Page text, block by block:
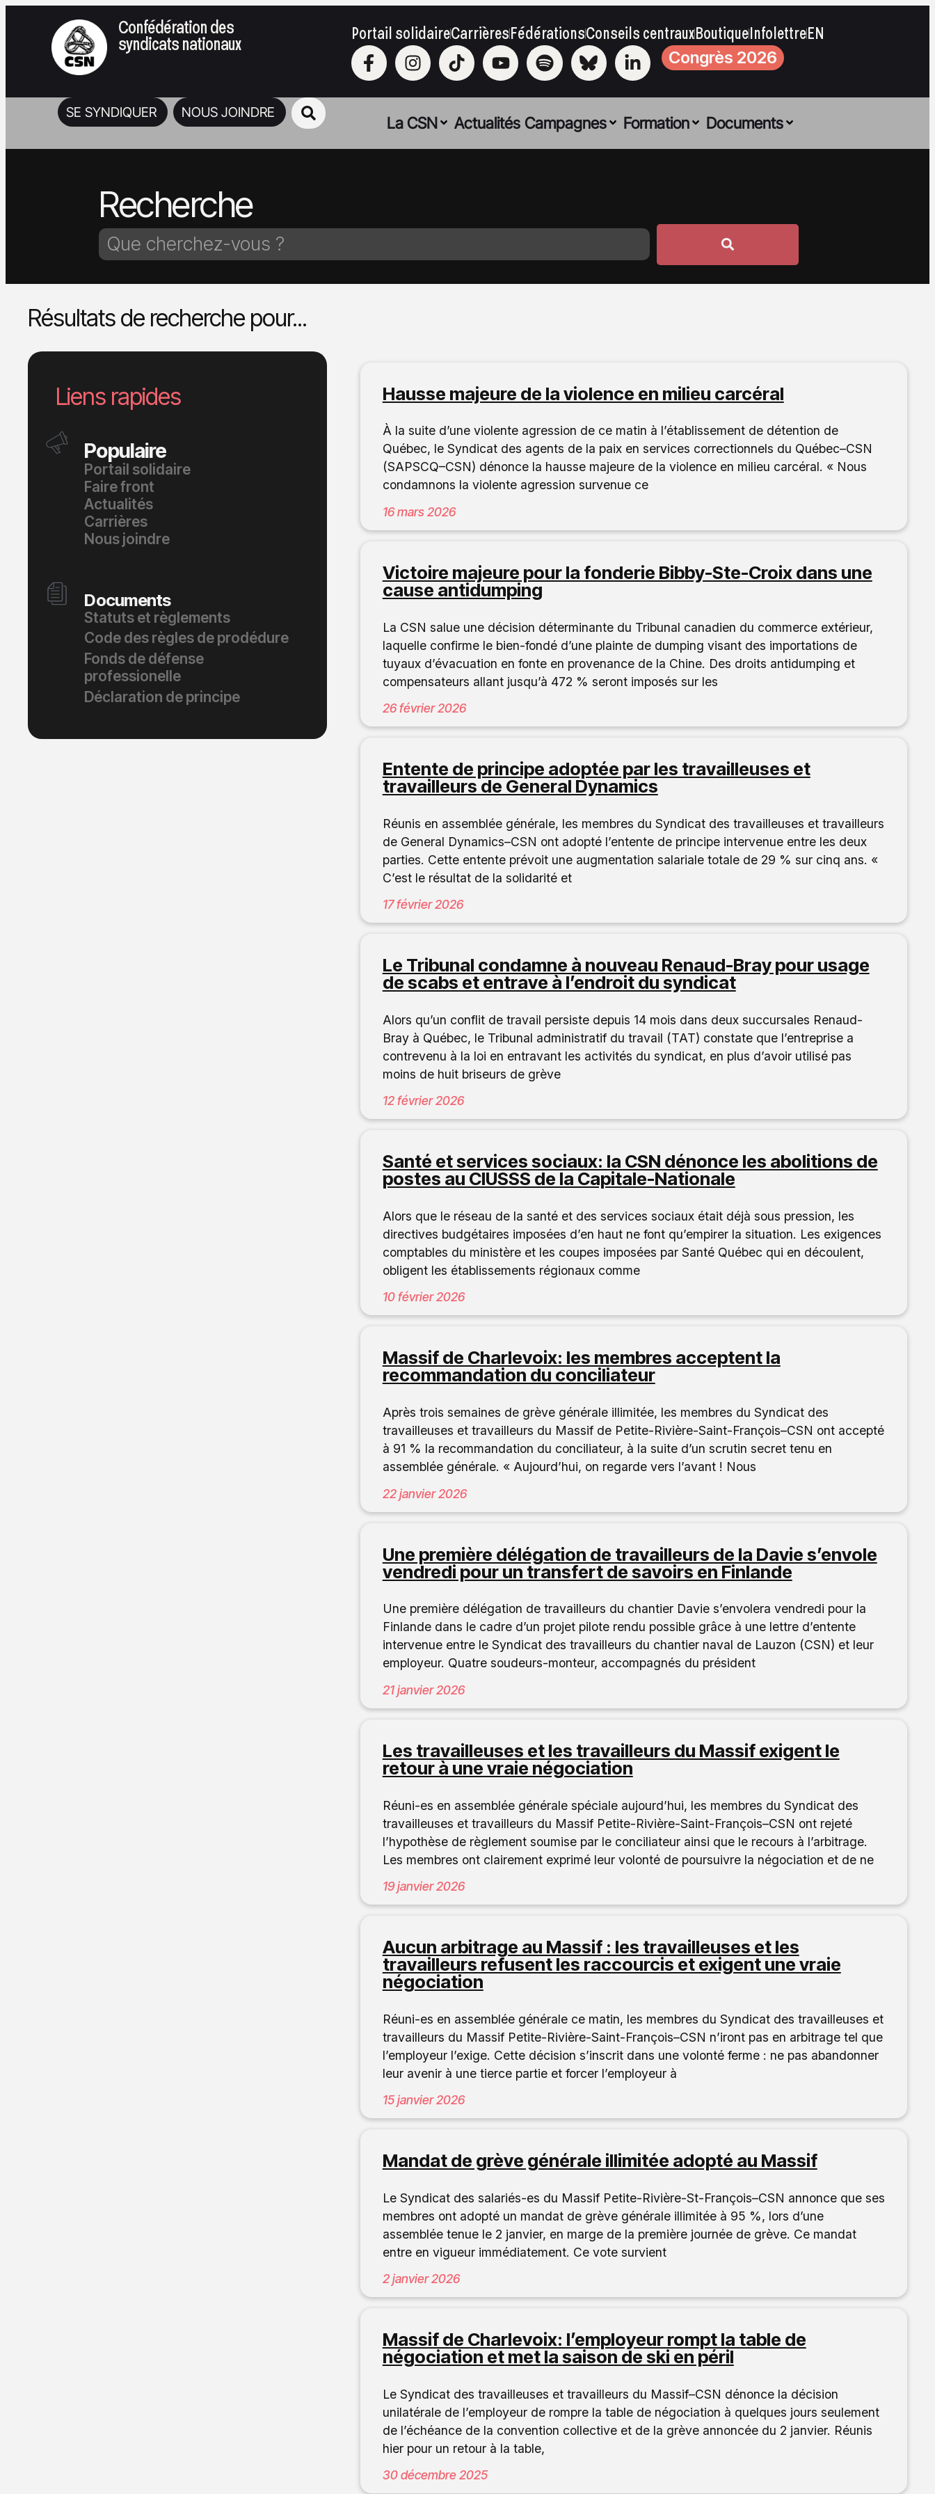
Confédération des
syndicats nationaux Portail solidaireCarrièresFédérationsConseils centrauxBoutiqueInfolettreEN
Congrès 2026
SE SYNDIQUER NOUS JOINDRE
La CSN Actualités Campagnes Formation Documents
Recherche
Résultats de recherche pour...
Liens rapides
Populaire
Portail solidaire
Faire front
Actualités
Carrières
Nous joindre
Documents
Statuts et règlements
Code des règles de prodédure
Fonds de défense
professionelle
Déclaration de principe
Hausse majeure de la violence en milieu carcéral
À la suite d’une violente agression de ce matin à l’établissement de détention de
Québec, le Syndicat des agents de la paix en services correctionnels du Québec–CSN
(SAPSCQ–CSN) dénonce la hausse majeure de la violence en milieu carcéral. « Nous
condamnons la violente agression survenue ce
16 mars 2026
Victoire majeure pour la fonderie Bibby-Ste-Croix dans une
cause antidumping
La CSN salue une décision déterminante du Tribunal canadien du commerce extérieur,
laquelle confirme le bien-fondé d’une plainte de dumping visant des importations de
tuyaux d’évacuation en fonte en provenance de la Chine. Des droits antidumping et
compensateurs allant jusqu’à 472 % seront imposés sur les
26 février 2026
Entente de principe adoptée par les travailleuses et
travailleurs de General Dynamics
Réunis en assemblée générale, les membres du Syndicat des travailleuses et travailleurs
de General Dynamics–CSN ont adopté l’entente de principe intervenue entre les deux
parties. Cette entente prévoit une augmentation salariale totale de 29 % sur cinq ans. «
C’est le résultat de la solidarité et
17 février 2026
Le Tribunal condamne à nouveau Renaud-Bray pour usage
de scabs et entrave à l’endroit du syndicat
Alors qu’un conflit de travail persiste depuis 14 mois dans deux succursales Renaud-
Bray à Québec, le Tribunal administratif du travail (TAT) constate que l’entreprise a
contrevenu à la loi en entravant les activités du syndicat, en plus d’avoir utilisé pas
moins de huit briseurs de grève
12 février 2026
Santé et services sociaux: la CSN dénonce les abolitions de
postes au CIUSSS de la Capitale-Nationale
Alors que le réseau de la santé et des services sociaux était déjà sous pression, les
directives budgétaires imposées d’en haut ne font qu’empirer la situation. Les exigences
comptables du ministère et les coupes imposées par Santé Québec qui en découlent,
obligent les établissements régionaux comme
10 février 2026
Massif de Charlevoix: les membres acceptent la
recommandation du conciliateur
Après trois semaines de grève générale illimitée, les membres du Syndicat des
travailleuses et travailleurs du Massif de Petite-Rivière-Saint-François–CSN ont accepté
à 91 % la recommandation du conciliateur, à la suite d’un scrutin secret tenu en
assemblée générale. « Aujourd’hui, on regarde vers l’avant ! Nous
22 janvier 2026
Une première délégation de travailleurs de la Davie s’envole
vendredi pour un transfert de savoirs en Finlande
Une première délégation de travailleurs du chantier Davie s’envolera vendredi pour la
Finlande dans le cadre d’un projet pilote rendu possible grâce à une lettre d’entente
intervenue entre le Syndicat des travailleurs du chantier naval de Lauzon (CSN) et leur
employeur. Quatre soudeurs-monteur, accompagnés du président
21 janvier 2026
Les travailleuses et les travailleurs du Massif exigent le
retour à une vraie négociation
Réuni-es en assemblée générale spéciale aujourd’hui, les membres du Syndicat des
travailleuses et travailleurs du Massif Petite-Rivière-Saint-François–CSN ont rejeté
l’hypothèse de règlement soumise par le conciliateur ainsi que le recours à l’arbitrage.
Les membres ont clairement exprimé leur volonté de poursuivre la négociation et de ne
19 janvier 2026
Aucun arbitrage au Massif : les travailleuses et les
travailleurs refusent les raccourcis et exigent une vraie
négociation
Réuni-es en assemblée générale ce matin, les membres du Syndicat des travailleuses et
travailleurs du Massif Petite-Rivière-Saint-François–CSN n’iront pas en arbitrage tel que
l’employeur l’exige. Cette décision s’inscrit dans une volonté ferme : ne pas abandonner
leur avenir à une tierce partie et forcer l’employeur à
15 janvier 2026
Mandat de grève générale illimitée adopté au Massif
Le Syndicat des salariés-es du Massif Petite-Rivière-St-François–CSN annonce que ses
membres ont adopté un mandat de grève générale illimitée à 95 %, lors d’une
assemblée tenue le 2 janvier, en marge de la première journée de grève. Ce mandat
entre en vigueur immédiatement. Ce vote survient
2 janvier 2026
Massif de Charlevoix: l’employeur rompt la table de
négociation et met la saison de ski en péril
Le Syndicat des travailleuses et travailleurs du Massif–CSN dénonce la décision
unilatérale de l’employeur de rompre la table de négociation à quelques jours seulement
de l’échéance de la convention collective et de la grève annoncée du 2 janvier. Réunis
hier pour un retour à la table,
30 décembre 2025